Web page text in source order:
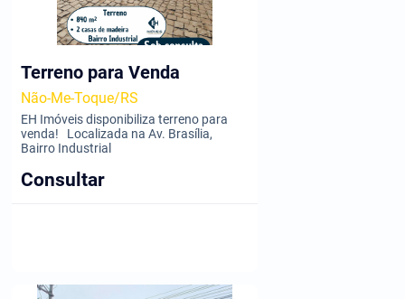
Terreno para Venda
Não-Me-Toque/RS
EH Imóveis disponibiliza terreno para
venda! Localizada na Av. Brasília,
Bairro Industrial
Consultar